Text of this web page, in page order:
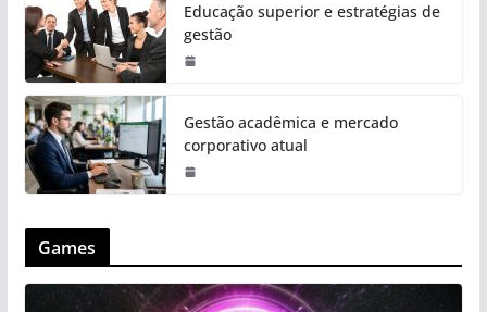
Educação superior e estratégias de
gestão
Gestão acadêmica e mercado
corporativo atual
Games